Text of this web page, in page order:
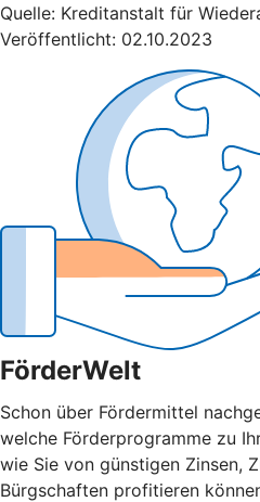
Quelle: Kreditanstalt für
Veröffentlicht: 02.10.2023
FörderWelt
Schon über Fördermittel
welche Förderprogramme zu
wie Sie von günstigen Zinsen,
Bürgschaften profitieren